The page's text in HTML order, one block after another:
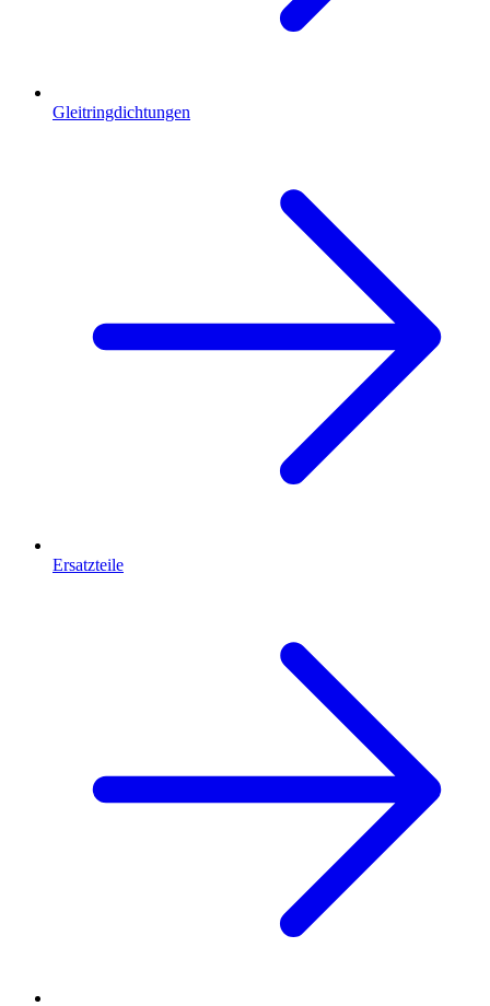
Gleitringdichtungen
Ersatzteile